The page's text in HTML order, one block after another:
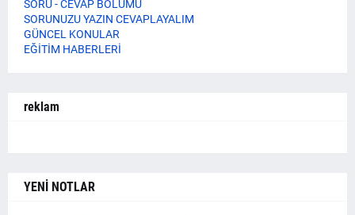
SORU - CEVAP BÖLÜMÜ
SORUNUZU YAZIN CEVAPLAYALIM
GÜNCEL KONULAR
EĞİTİM HABERLERİ
reklam
YENİ NOTLAR